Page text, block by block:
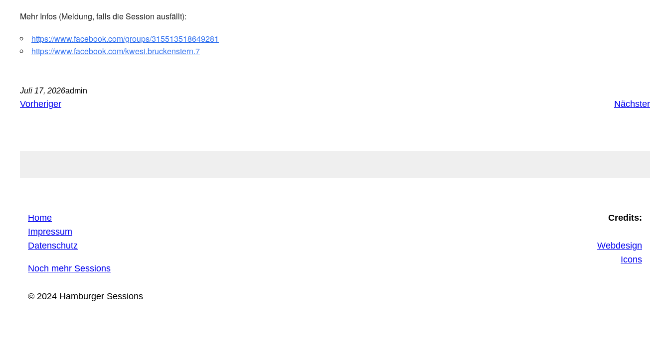
Mehr Infos (Meldung, falls die Session ausfällt):
https://www.facebook.com/groups/315513518649281
https://www.facebook.com/kwesi.bruckenstern.7
Juli 17, 2026admin
Vorheriger Nächster
Home
Impressum
Datenschutz
Noch mehr Sessions
© 2024 Hamburger Sessions
Credits:
Webdesign
Icons